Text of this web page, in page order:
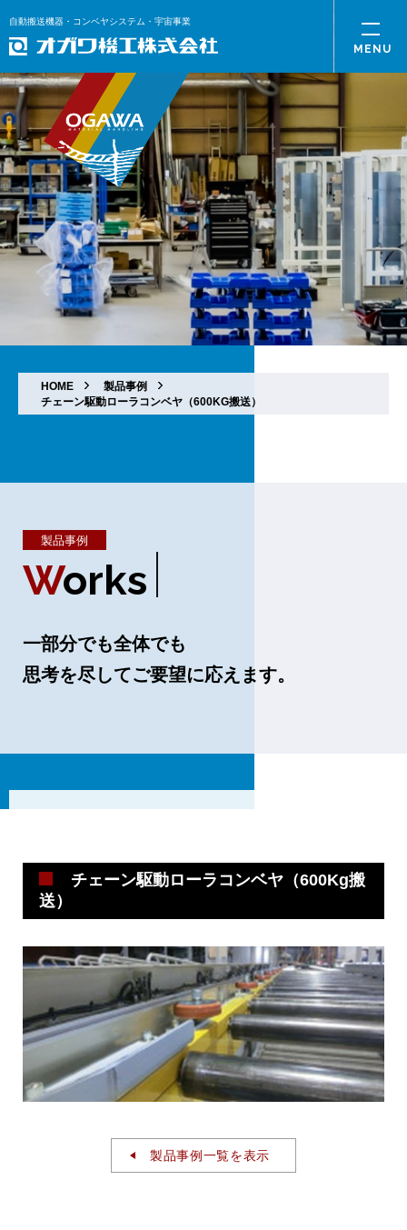
自動搬送機器・コンベヤシステム・宇宙事業
HOME
製品事例
チェーン駆動ローラコンベヤ（600KG搬送）
製品事例
WORKS
一部分でも全体でも
思考を尽してご要望に応えます。
チェーン駆動ローラコンベヤ（600Kg搬
送）
製品事例一覧を表示